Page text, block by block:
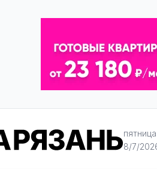
пятница
8/7/